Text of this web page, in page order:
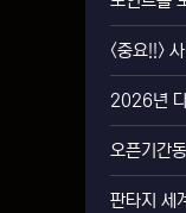
<중요!!>
2026년
오픈기간
판타지 세